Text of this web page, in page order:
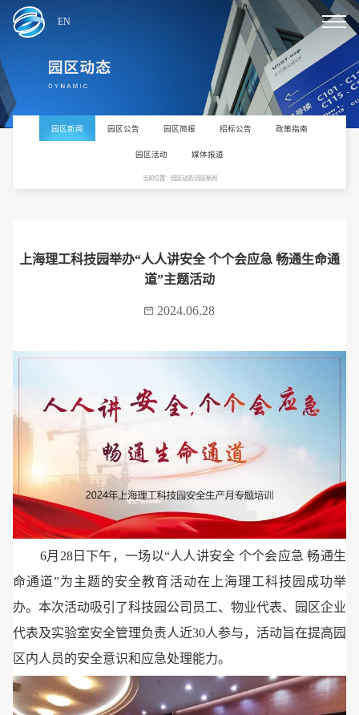
EN
园区新闻 园区公告 园区简报 招标公告 政策指南
园区活动 媒体报道
当前位置：园区动态/园区新闻
上海理工科技园举办“人人讲安全 个个会应急 畅通生命通
道”主题活动
2024.06.28
6月28日下午，一场以“人人讲安全 个个会应急 畅通生
命通道”为主题的安全教育活动在上海理工科技园成功举
办。本次活动吸引了科技园公司员工、物业代表、园区企业
代表及实验室安全管理负责人近30人参与，活动旨在提高园
区内人员的安全意识和应急处理能力。